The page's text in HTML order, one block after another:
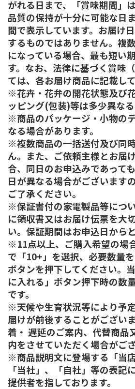
がれる日まで、「賞味期間」
品質の保持が十分に可能な日
間で表示しています。お届け
するものではありません。複
になっている場合、最も短い
す。なお、法律に基づく賞味
ては、各お届け商品に記載して
※花卉・花弁の開花状態及び
ッピング(包装)等は多少異なる
※商品のパッケージ・小物の
なる場合があります。
※複数商品の一括送付及び同
ん。また、ご依頼主様とお届
合、同日のお申込みであって
日が異なる場合がございます
ご了承ください。
※保証書付の家電製品等につ
に領収書又はお届け伝票を大
い。保証期間はお申込日からと
※11点以上、ご購入希望の場
で「10+」を選択、必要数量を
ボタンを押下してください。
に入れる」ボタン押下時の数
です。
※天候や生育状況等により予
届けが前後することがござい
着・ 遅延のご案内、代替商品
内をさせていただく場合がござ
※商品説明文に登場する「当店
「当社」、「自社」等の表記
提供者を指しております。